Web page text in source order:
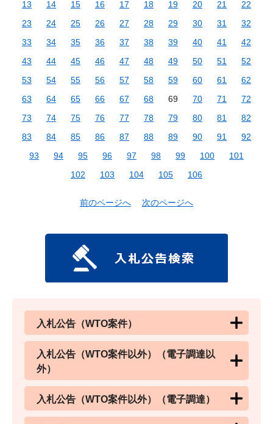
13
14 15 16 17 18 19 20 21
22
23
24 25 26 27 28 29 30 31
32
33
34 35 36 37 38 39 40 41
42
43
44 45 46 47 48 49 50 51
52
53
54 55 56 57 58 59 60 61
62
63
64 65 66 67 68 69 70 71
72
73
74 75 76 77 78 79 80 81
82
83
84 85 86 87 88 89 90 91
92
93
94 95 96 97 98 99 100
101
102
103 104 105 106
前のページへ 次のページへ
入札公告（WTO案件）
入札公告（WTO案件以外）（電子調達以
外）
入札公告（WTO案件以外）（電子調達）